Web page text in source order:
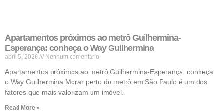
Apartamentos próximos ao metrô Guilhermina-
Esperança: conheça o Way Guilhermina
abril 5, 2026 Nenhum comentário
Apartamentos próximos ao metrô Guilhermina-Esperança: conheça
o Way Guilhermina Morar perto do metrô em São Paulo é um dos
fatores que mais valorizam um imóvel.
Read More »